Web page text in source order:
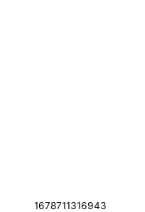
1678711316943